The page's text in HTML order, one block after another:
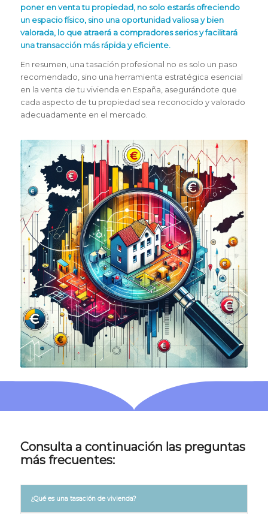
poner en venta tu propiedad, no solo estarás ofreciendo
un espacio físico, sino una oportunidad valiosa y bien
valorada, lo que atraerá a compradores serios y facilitará
una transacción más rápida y eficiente.
En resumen, una tasación profesional no es solo un paso
recomendado, sino una herramienta estratégica esencial
en la venta de tu vivienda en España, asegurándote que
cada aspecto de tu propiedad sea reconocido y valorado
adecuadamente en el mercado.
Consulta a continuación las preguntas
más frecuentes:
¿Qué es una tasación de vivienda?